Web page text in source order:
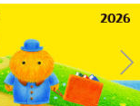
Ne